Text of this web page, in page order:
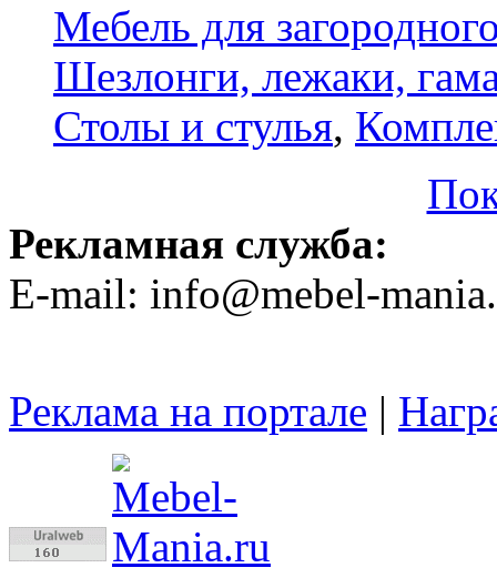
Мебель для
Шезлонги, лежаки,
Столы и стулья,
Рекламная служба:
E-mail: info@mebel-
Реклама на портале |